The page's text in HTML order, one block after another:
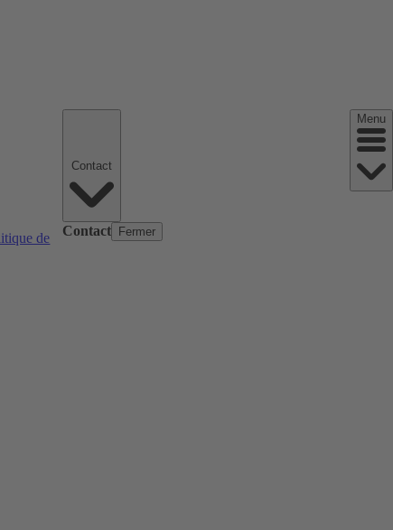
de
Contact Fermer
Menu